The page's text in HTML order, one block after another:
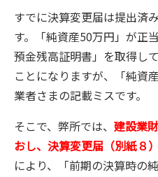
すでに決算変更届は提出済
す。「純資産50万円」が正
預金残高証明書」を取得し
ことになりますが、「純資
業者さまの記載ミスです。
そこで、弊所では、 建設業
おし、決算変更届（別紙８
により、「前期の決算時の